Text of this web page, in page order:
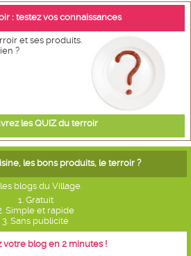
: testez vos connaissances
et ses produits.
?
les QUIZ du terroir
les bons produits, le terroir ?
blogs du Village.
1. Gratuit
Simple et rapide
3. Sans publicité
votre blog en 2 minutes !